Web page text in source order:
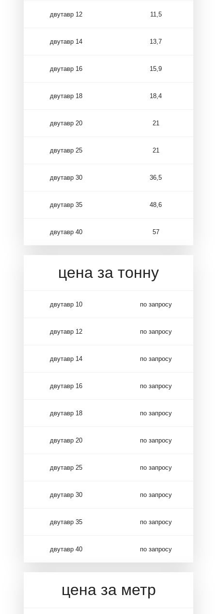
двутавр 12 11,5
двутавр 14 13,7
двутавр 16 15,9
двутавр 18 18,4
двутавр 20 21
двутавр 25 21
двутавр 30 36,5
двутавр 35 48,6
двутавр 40 57
цена за тонну
двутавр 10 по запросу
двутавр 12 по запросу
двутавр 14 по запросу
двутавр 16 по запросу
двутавр 18 по запросу
двутавр 20 по запросу
двутавр 25 по запросу
двутавр 30 по запросу
двутавр 35 по запросу
двутавр 40 по запросу
цена за метр